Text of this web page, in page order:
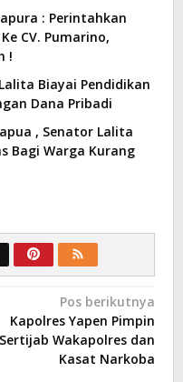
: Perintahkan
CV. Pumarino,
!
Biayai Pendidikan
Dana Pribadi
, Senator Lalita
Bagi Warga Kurang
Pos berikutnya
Kapolres Yapen Pimpin
Sertijab Wakapolres dan
Kasat Narkoba